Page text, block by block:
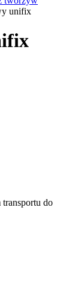
unifix
transportu do